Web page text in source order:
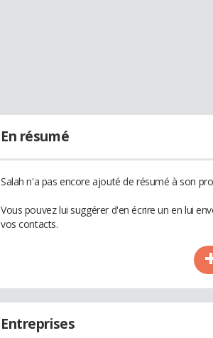
En résumé
Salah n'a pas encore ajouté de résumé à son
Vous pouvez lui suggérer d'en écrire un en lui
vos contacts.
Entreprises